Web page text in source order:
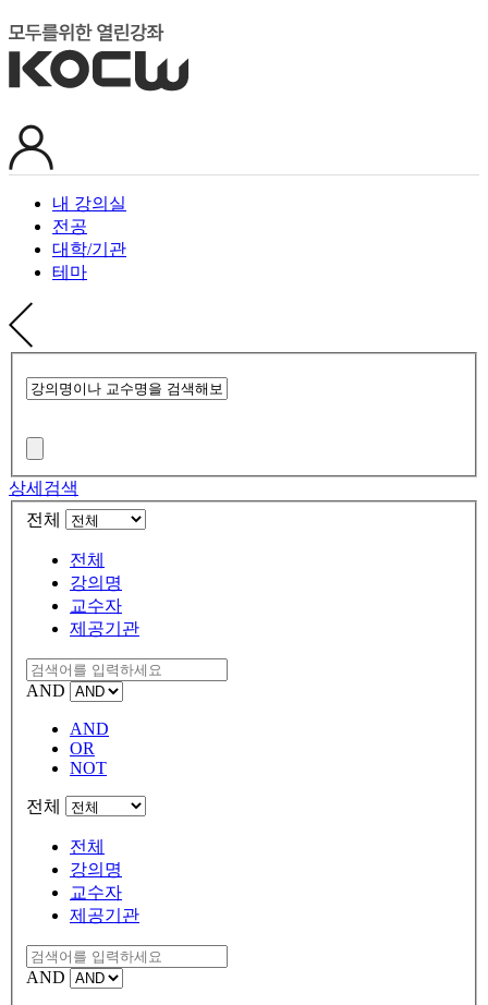
내 강의실
전공
대학/기관
테마
상세검색
전체
전체
강의명
교수자
제공기관
AND
AND
OR
NOT
전체
전체
강의명
교수자
제공기관
AND